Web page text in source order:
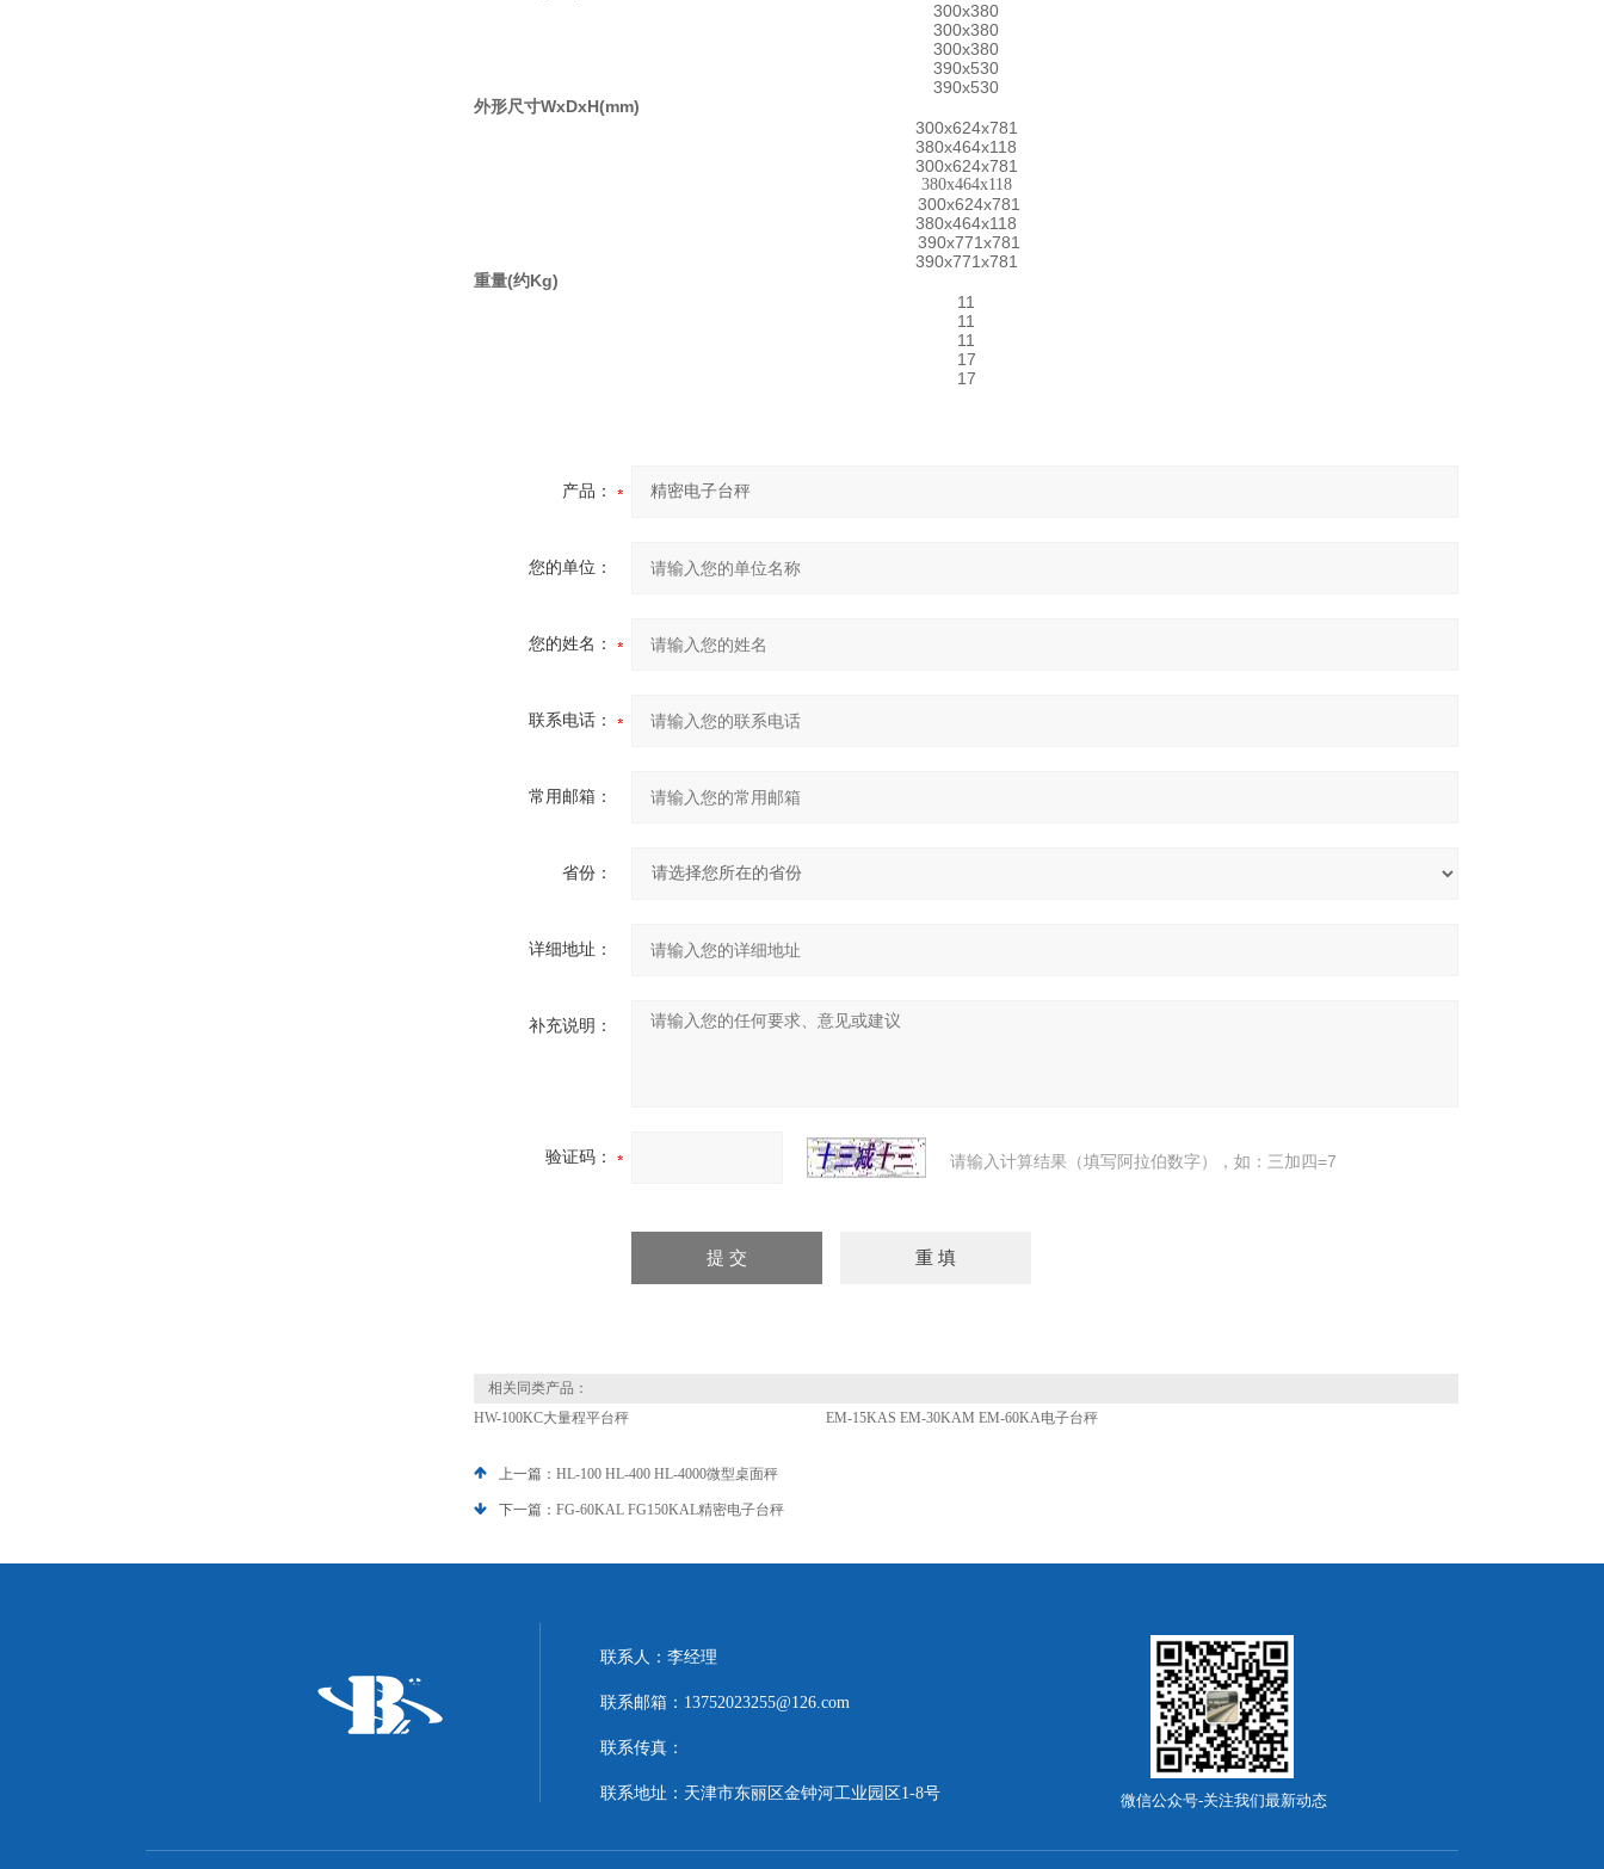
300x380
300x380
300x380
390x530
390x530
外形尺寸WxDxH(mm)
300x624x781
380x464x118
300x624x781
380x464x118
300x624x781
380x464x118
390x771x781
390x771x781
重量(约Kg)
11
11
11
17
17
产品：
您的单位：
您的姓名：
联系电话：
常用邮箱：
省份：
详细地址：
补充说明：
验证码： 请输入计算结果（填写阿拉伯数字），如：三加四=7
相关同类产品：
HW-100KC大量程平台秤
EM-15KAS EM-30KAM EM-60KA电子台秤
上一篇： HL-100 HL-400 HL-4000微型桌面秤
下一篇： FG-60KAL FG150KAL精密电子台秤
联系人：李经理
联系邮箱：13752023255@126.com
联系传真：
联系地址：天津市东丽区金钟河工业园区1-8号 微信公众号-关注我们最新动态